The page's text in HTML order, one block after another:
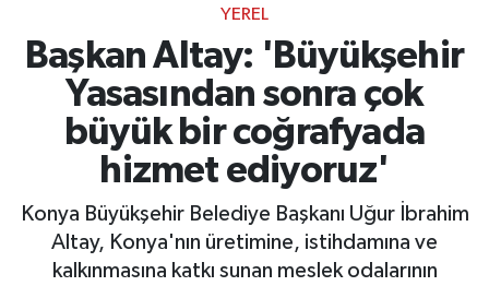
YEREL
Başkan Altay: 'Büyükşehir
Yasasından sonra çok
büyük bir coğrafyada
hizmet ediyoruz'
Konya Büyükşehir Belediye Başkanı Uğur İbrahim
Altay, Konya'nın üretimine, istihdamına ve
kalkınmasına katkı sunan meslek odalarının
Borsa Haberleri
İş Dünyası
Lojistik
Otovitrin
Asayiş
Süper Lig Puan Durumu ve Fikstür
Tüm Manşetler
Son Dakika Haberleri
Haber Arşivi